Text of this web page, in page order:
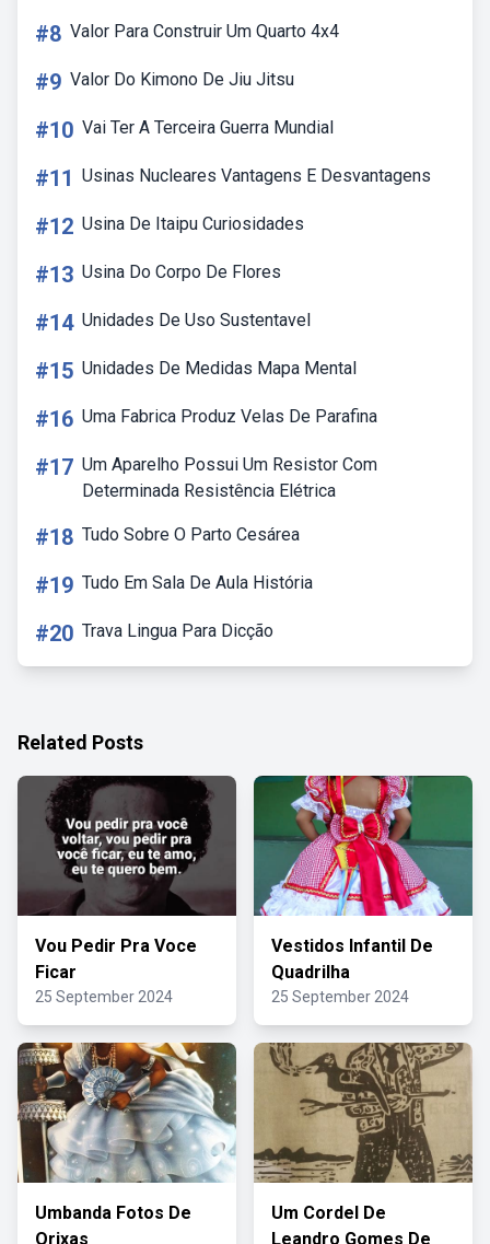
#8 Valor Para Construir Um Quarto 4x4
#9 Valor Do Kimono De Jiu Jitsu
#10 Vai Ter A Terceira Guerra Mundial
#11 Usinas Nucleares Vantagens E Desvantagens
#12 Usina De Itaipu Curiosidades
#13 Usina Do Corpo De Flores
#14 Unidades De Uso Sustentavel
#15 Unidades De Medidas Mapa Mental
#16 Uma Fabrica Produz Velas De Parafina
#17 Um Aparelho Possui Um Resistor Com
Determinada Resistência Elétrica
#18 Tudo Sobre O Parto Cesárea
#19 Tudo Em Sala De Aula História
#20 Trava Lingua Para Dicção
Related Posts
Vou Pedir Pra Voce
Ficar
25 September 2024
Vestidos Infantil De
Quadrilha
25 September 2024
Umbanda Fotos De
Orixas
Um Cordel De
Leandro Gomes De